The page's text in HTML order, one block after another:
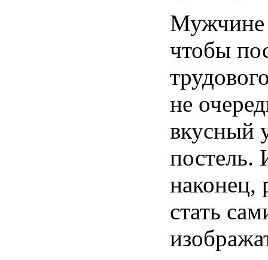
Мужчине
чтобы
не
вкусный
постель.
наконец,
стать